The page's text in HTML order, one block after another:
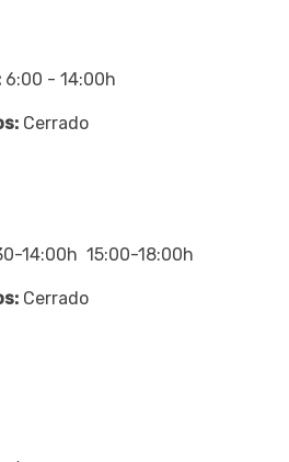
6:00 - 14:00h
Cerrado
14:00h 15:00-18:00h
Cerrado